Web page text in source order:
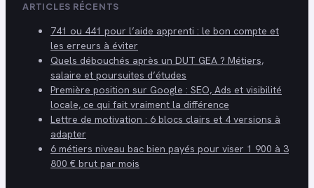
ARTICLES RÉCENTS
741 ou 441 pour l’aide apprenti : le bon compte et
les erreurs à éviter
Quels débouchés après un DUT GEA ? Métiers,
salaire et poursuites d’études
Première position sur Google : SEO, Ads et visibilité
locale, ce qui fait vraiment la différence
Lettre de motivation : 6 blocs clairs et 4 versions à
adapter
6 métiers niveau bac bien payés pour viser 1 900 à 3
800 € brut par mois